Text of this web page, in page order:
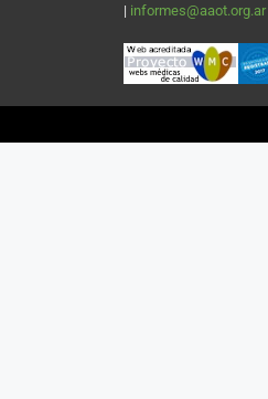
| informes@aaot.org.ar